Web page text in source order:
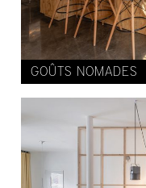
GOÛTS NOMADES